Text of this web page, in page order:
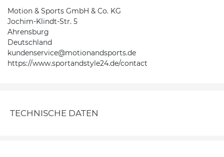
Motion & Sports GmbH & Co. KG
Jochim-Klindt-Str. 5
Ahrensburg
Deutschland
kundenservice@motionandsports.de
https://www.sportandstyle24.de/contact
TECHNISCHE DATEN